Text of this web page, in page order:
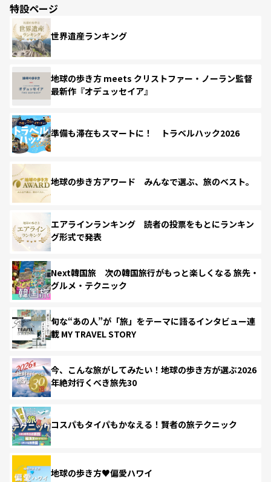
特設ページ
世界遺産ランキング
地球の歩き方 meets クリストファー・ノーラン監督
最新作『オデュッセイア』
準備も滞在もスマートに！ トラベルハック2026
地球の歩き方アワード みんなで選ぶ、旅のベスト。
エアラインランキング 読者の投票をもとにランキン
グ形式で発表
Next韓国旅 次の韓国旅行がもっと楽しくなる 旅先・
グルメ・テクニック
旬な“あの人”が「旅」をテーマに語るインタビュー連
載 MY TRAVEL STORY
今、こんな旅がしてみたい！地球の歩き方が選ぶ2026
年絶対行くべき旅先30
コスパもタイパもかなえる！賢者の旅テクニック
地球の歩き方♥偏愛ハワイ